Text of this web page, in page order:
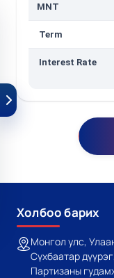
MNT
Term
Interest Rate
Холбоо барих
Монгол улс,
Сүхбаатар
Партизаны